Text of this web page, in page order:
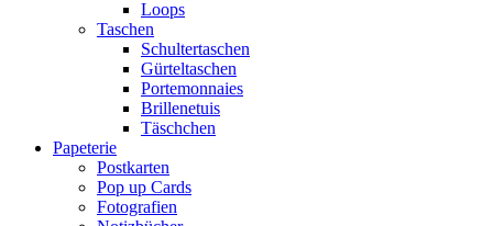
Loops
Taschen
Schultertaschen
Gürteltaschen
Portemonnaies
Brillenetuis
Täschchen
Papeterie
Postkarten
Pop up Cards
Fotografien